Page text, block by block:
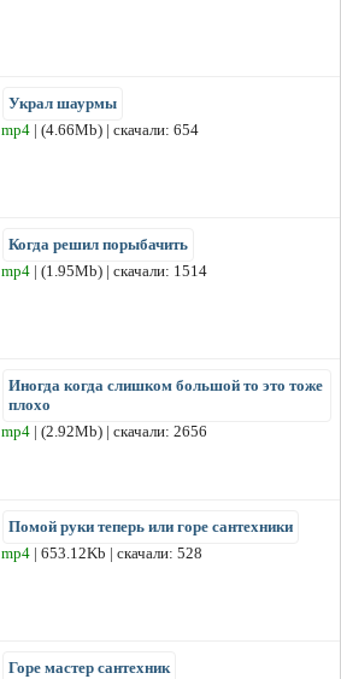
Украл шаурмы
mp4 | (4.66Mb) | скачали: 654
Когда решил порыбачить
mp4 | (1.95Mb) | скачали: 1514
Иногда когда слишком большой то это тоже
плохо
mp4 | (2.92Mb) | скачали: 2656
Помой руки теперь или горе сантехники
mp4 | 653.12Kb | скачали: 528
Горе мастер сантехник